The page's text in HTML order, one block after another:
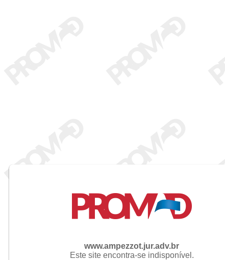
www.ampezzot.jur.adv.br
Este site encontra-se indisponível.